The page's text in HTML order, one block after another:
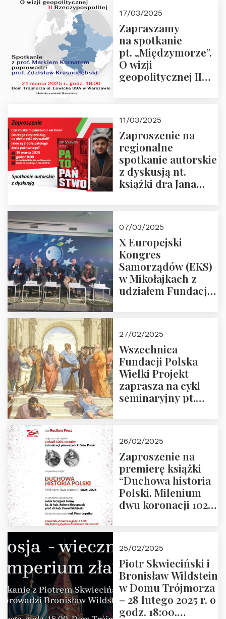
“Rosja-Niemcy…”
17/03/2025
Zapraszamy
na spotkanie
pt. „Międzymorze”.
O wizji
geopolitycznej II
i prof.
Krasnodębski
11/03/2025
Zaproszenie na
regionalne
spotkanie autorskie
z dyskusją nt.
książki dra Jana
07/03/2025
X Europejski
Kongres
Samorządów (EKS)
w Mikołajkach z
udziałem Fundacji
27/02/2025
Wszechnica
Fundacji Polska
Wielki Projekt
zaprasza na cykl
seminaryjny pt.
26/02/2025
Zaproszenie na
premierę książki
“Duchowa historia
Polski. Milenium
dwu koronacji 1025-
2025 r. godz. 17:30,
DAW ul. Miodowa
17/19
25/02/2025
Piotr Skwieciński i
Bronisław Wildstein
w Domu Trójmorza
– 28 lutego 2025 r. o
godz. 18:00.